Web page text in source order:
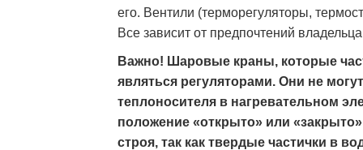
его. Вентили (терморегуляторы,
Все зависит от предпочтений
Важно! Шаровые краны, которые
являться регуляторами. Они не
теплоносителя в нагревательном
положение «открыто» или
строя, так как твердые частички в